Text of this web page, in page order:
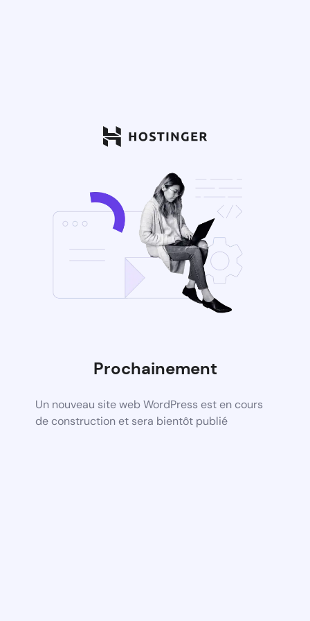
Prochainement
Un nouveau site web WordPress est en cours
de construction et sera bientôt publié